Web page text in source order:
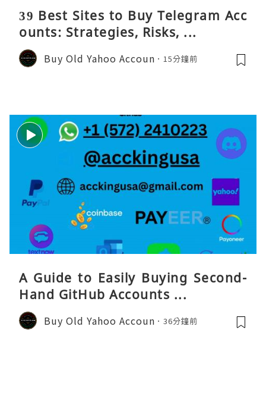
39 Best Sites to Buy Telegram Acc
ounts: Strategies, Risks, ...
Buy Old Yahoo Accoun 15分鐘前
A Guide to Easily Buying Second-
Hand GitHub Accounts ...
Buy Old Yahoo Accoun 36分鐘前